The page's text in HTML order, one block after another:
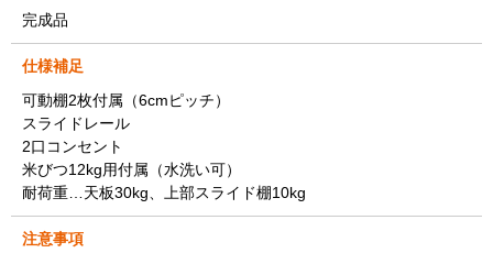
完成品
仕様補足
可動棚2枚付属（6cmピッチ）
スライドレール
2口コンセント
米びつ12kg用付属（水洗い可）
耐荷重…天板30kg、上部スライド棚10kg
注意事項